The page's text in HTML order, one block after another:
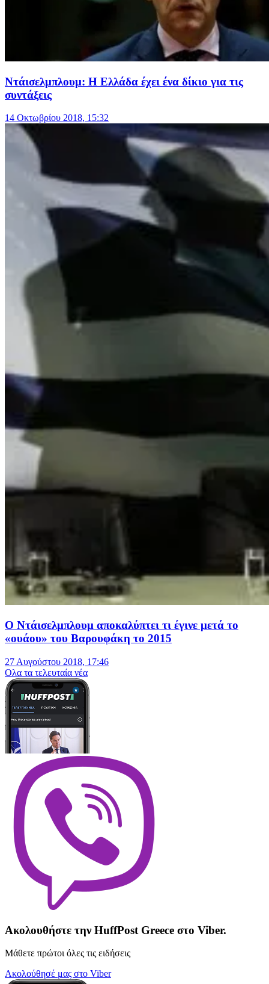
Ντάισελμπλουμ: Η Ελλάδα έχει ένα δίκιο για τις
συντάξεις
14 Οκτωβρίου 2018, 15:32
Ο Ντάισελμπλουμ αποκαλύπτει τι έγινε μετά το
«ουάου» του Βαρουφάκη το 2015
27 Αυγούστου 2018, 17:46
Oλα τα τελευταία νέα
Ακολουθήστε την HuffPost Greece στο Viber.
Μάθετε πρώτοι όλες τις ειδήσεις
Ακολούθησέ μας στο Viber